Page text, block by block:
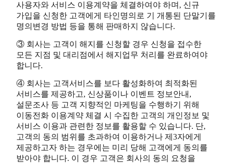
사용자와 서비스 이용계약을 체결하여야 하며, 신규
가입을 신청한 고객에게 타인명의로 기 개통된 단말기를
명의변경 방법 등을 통해 판매하지 않습니다.
③ 회사는 고객이 해지를 신청할 경우 신청을 접수한
모든 지점 및 대리점에서 해지업무 처리를 완료하여야
합니다.
④ 회사는 고객서비스를 보다 활성화하여 최적화된
서비스를 제공하고, 신상품이나 이벤트 정보안내,
설문조사 등 고객 지향적인 마케팅을 수행하기 위해
이동전화 이용계약 체결 시 수집한 고객의 개인정보 및
서비스 이용과 관련한 정보를 활용할 수 있습니다. 단,
고객의 동의 범위를 초과하여 이용하거나 제3자에게
제공하고자 하는 경우에는 미리 당해 고객에게 동의를
받아야 합니다. 이 경우 고객은 회사의 동의 요청을